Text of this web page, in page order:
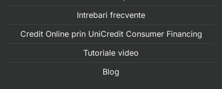
Intrebari frecvente
Credit Online prin UniCredit Consumer Financing
Tutoriale video
Blog